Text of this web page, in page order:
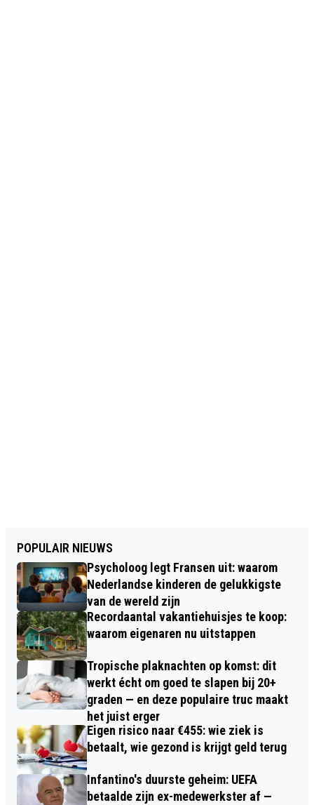
POPULAIR NIEUWS
Psycholoog legt Fransen uit: waarom
Nederlandse kinderen de gelukkigste
van de wereld zijn
Recordaantal vakantiehuisjes te koop:
waarom eigenaren nu uitstappen
Tropische plaknachten op komst: dit
werkt écht om goed te slapen bij 20+
graden — en deze populaire truc maakt
het juist erger
Eigen risico naar €455: wie ziek is
betaalt, wie gezond is krijgt geld terug
Infantino's duurste geheim: UEFA
betaalde zijn ex-medewerkster af —